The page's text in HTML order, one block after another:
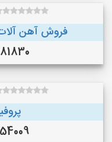
فروش آهن